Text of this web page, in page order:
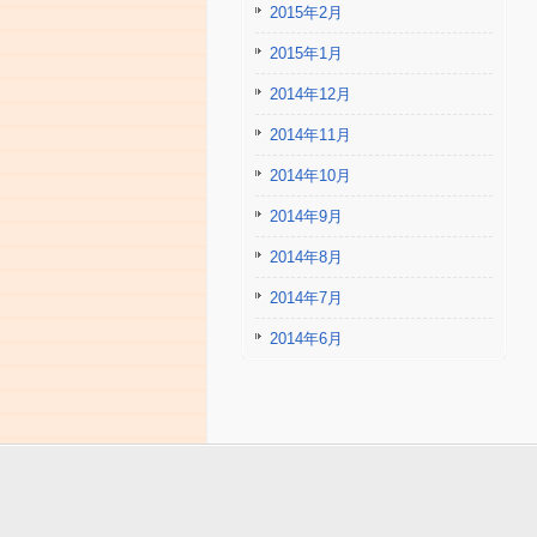
2015年2月
2015年1月
2014年12月
2014年11月
2014年10月
2014年9月
2014年8月
2014年7月
2014年6月